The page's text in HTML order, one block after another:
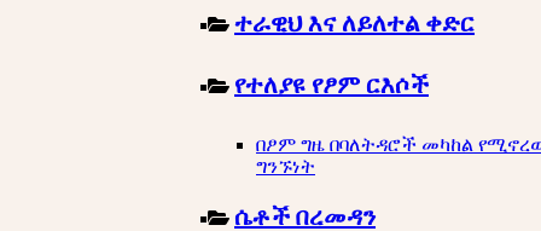
ተራዊህ እና ለይለተል ቀድር
የተለያዩ የፆም ርእሶች
በፆም ግዜ በባለትዳሮች መካከል
ግንኙነት
ሴቶች በረመዳን